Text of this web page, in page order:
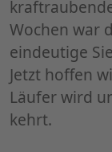
Wochen war
eindeutige
Jetzt hoffen
Läufer wird
kehrt.